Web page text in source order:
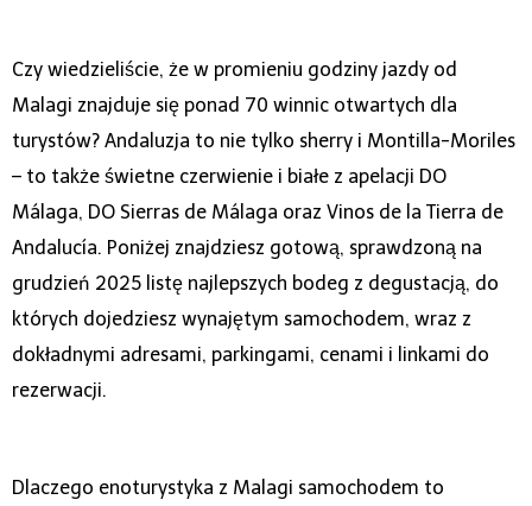
Czy wiedzieliście, że w promieniu godziny jazdy od
Malagi znajduje się ponad 70 winnic otwartych dla
turystów? Andaluzja to nie tylko sherry i Montilla-Moriles
– to także świetne czerwienie i białe z apelacji DO
Málaga, DO Sierras de Málaga oraz Vinos de la Tierra de
Andalucía. Poniżej znajdziesz gotową, sprawdzoną na
grudzień 2025 listę najlepszych bodeg z degustacją, do
których dojedziesz wynajętym samochodem, wraz z
dokładnymi adresami, parkingami, cenami i linkami do
rezerwacji.
Dlaczego enoturystyka z Malagi samochodem to